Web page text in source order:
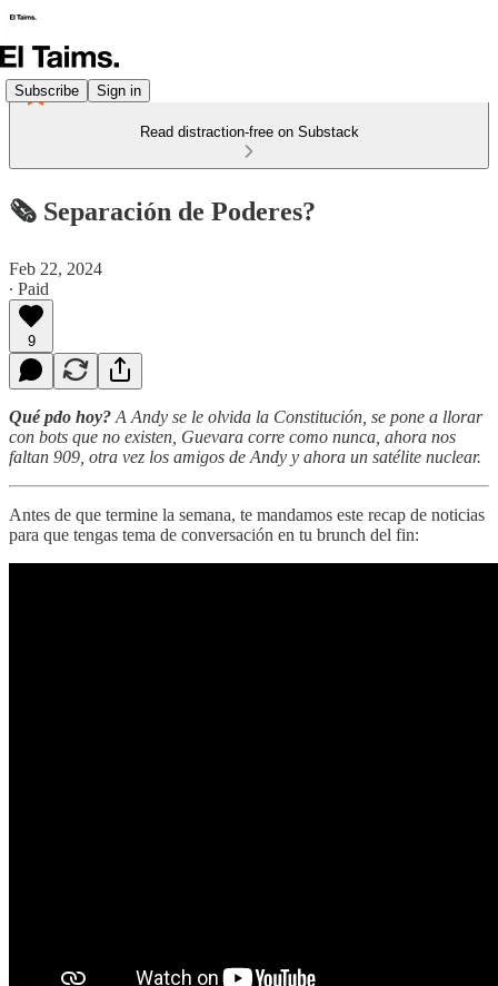
Subscribe Sign in
Read distraction-free on Substack
🗞️ Separación de Poderes?
Feb 22, 2024
∙ Paid
9
Qué pdo hoy? A Andy se le olvida la Constitución, se pone a llorar
con bots que no existen, Guevara corre como nunca, ahora nos
faltan 909, otra vez los amigos de Andy y ahora un satélite nuclear.
Antes de que termine la semana, te mandamos este recap de noticias
para que tengas tema de conversación en tu brunch del fin: